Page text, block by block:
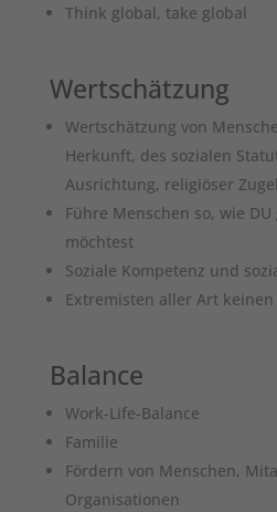
Think global, take global
Wertschätzung
Wertschätzung von
Herkunft, des sozialen
Ausrichtung, religiöser
Führe Menschen so, wie
möchtest
Soziale Kompetenz und
Extremisten aller Art keinen
Balance
Work-Life-Balance
Familie
Fördern von Menschen,
Organisationen